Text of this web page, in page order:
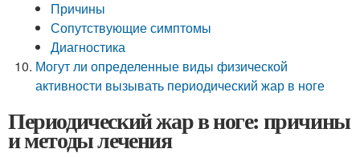
Причины
Сопутствующие симптомы
Диагностика
Могут ли определенные виды физической
активности вызывать периодический жар в ноге
Периодический жар в ноге: причины
и методы лечения